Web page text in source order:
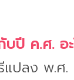
ปี ค.ศ. อะ
แปลง พ.ศ